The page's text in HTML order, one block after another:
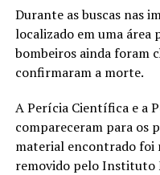
Durante as buscas nas
localizado em uma área
bombeiros ainda foram
confirmaram a morte.
A Perícia Científica e a
compareceram para os
material encontrado foi
removido pelo Instituto